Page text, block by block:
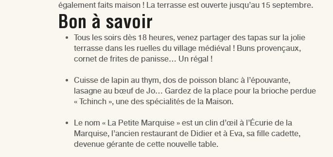
également faits maison ! La terrasse est ouverte jusqu’au 15 septembre.
Bon à savoir
Tous les soirs dès 18 heures, venez partager des tapas sur la jolie
terrasse dans les ruelles du village médiéval ! Buns provençaux,
cornet de frites de panisse… Un régal !
Cuisse de lapin au thym, dos de poisson blanc à l’épouvante,
lasagne au bœuf de Jo… Gardez de la place pour la brioche perdue
« Tchinch », une des spécialités de la Maison.
Le nom « La Petite Marquise » est un clin d’œil à l’Écurie de la
Marquise, l’ancien restaurant de Didier et à Eva, sa fille cadette,
devenue gérante de cette nouvelle table.